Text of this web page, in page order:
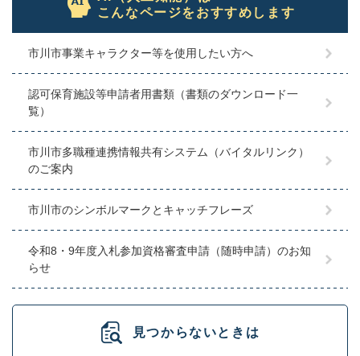
こんなページをおすすめします
市川市事業キャラクター等を使用したい方へ
認可保育施設等申請者用書類（書類のダウンロード一
覧）
市川市多職種連携情報共有システム（バイタルリンク）
のご案内
市川市のシンボルマークとキャッチフレーズ
令和8・9年度入札参加資格審査申請（随時申請）のお知
らせ
見つからないときは